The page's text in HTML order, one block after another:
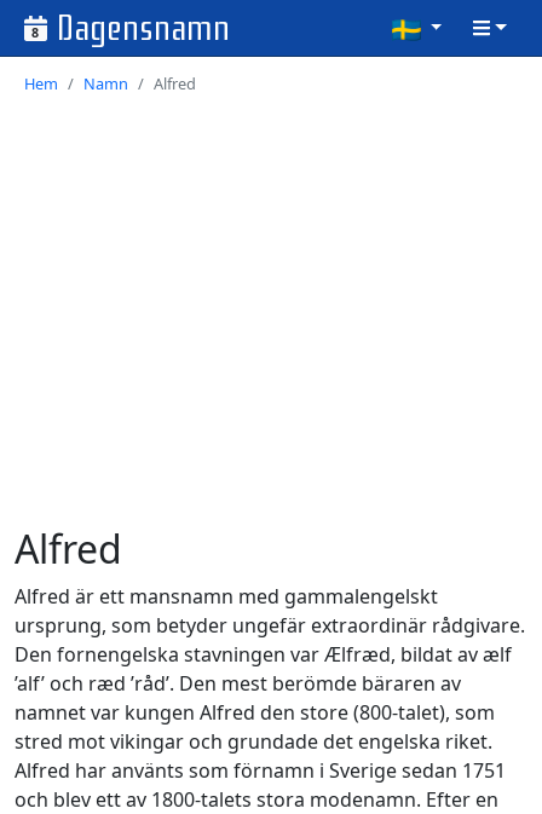
8 Dagensnamn
Hem Namn Alfred
Alfred
Alfred är ett mansnamn med gammalengelskt
ursprung, som betyder ungefär extraordinär rådgivare.
Den fornengelska stavningen var Ælfræd, bildat av ælf
’alf’ och ræd ’råd’. Den mest berömde bäraren av
namnet var kungen Alfred den store (800-talet), som
stred mot vikingar och grundade det engelska riket.
Alfred har använts som förnamn i Sverige sedan 1751
och blev ett av 1800-talets stora modenamn. Efter en